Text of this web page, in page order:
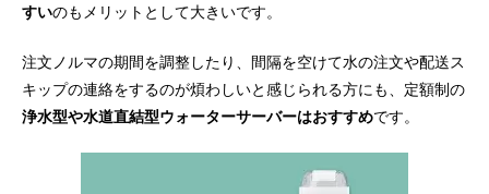
すいのもメリットとして大きいです。
注文ノルマの期間を調整したり、間隔を空けて水の注文や配送ス
キップの連絡をするのが煩わしいと感じられる方にも、定額制の
浄水型や水道直結型ウォーターサーバーはおすすめです。